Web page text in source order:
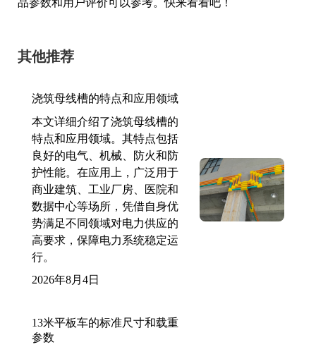
品参数和用户评价可以参考。快来看看吧！
其他推荐
浇筑母线槽的特点和应用领域
本文详细介绍了浇筑母线槽的
特点和应用领域。其特点包括
良好的电气、机械、防火和防
护性能。在应用上，广泛用于
商业建筑、工业厂房、医院和
数据中心等场所，凭借自身优
势满足不同领域对电力供应的
高要求，保障电力系统稳定运
行。
2026年8月4日
13米平板车的标准尺寸和载重
参数